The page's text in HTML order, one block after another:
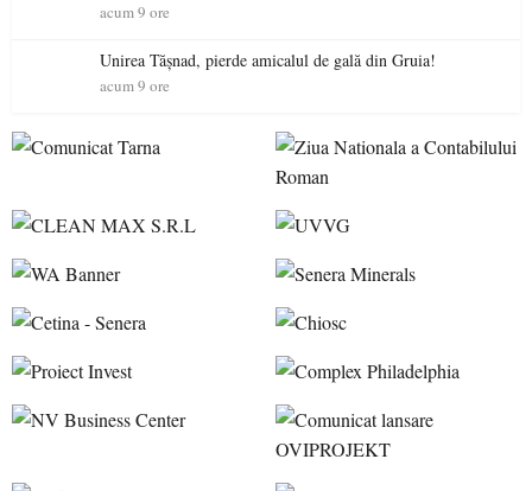
acum 9 ore
Unirea Tășnad, pierde amicalul de gală din Gruia!
acum 9 ore